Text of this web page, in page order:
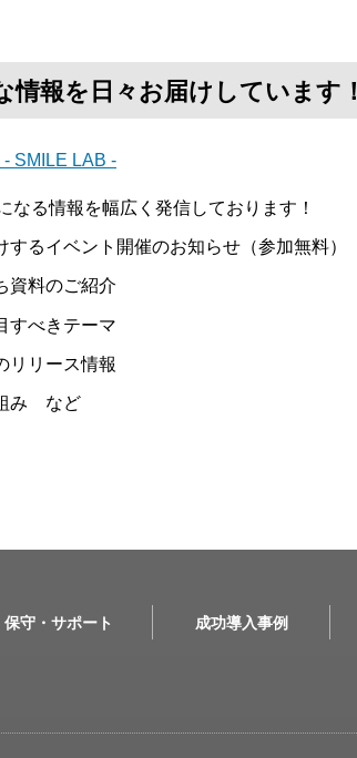
報を日々お届けしています！
SMILE LAB -
なる情報を幅広く発信しております！
するイベント開催のお知らせ（参加無料）
資料のご紹介
すべきテーマ
リリース情報
み など
保守・サポート 成功導入事例